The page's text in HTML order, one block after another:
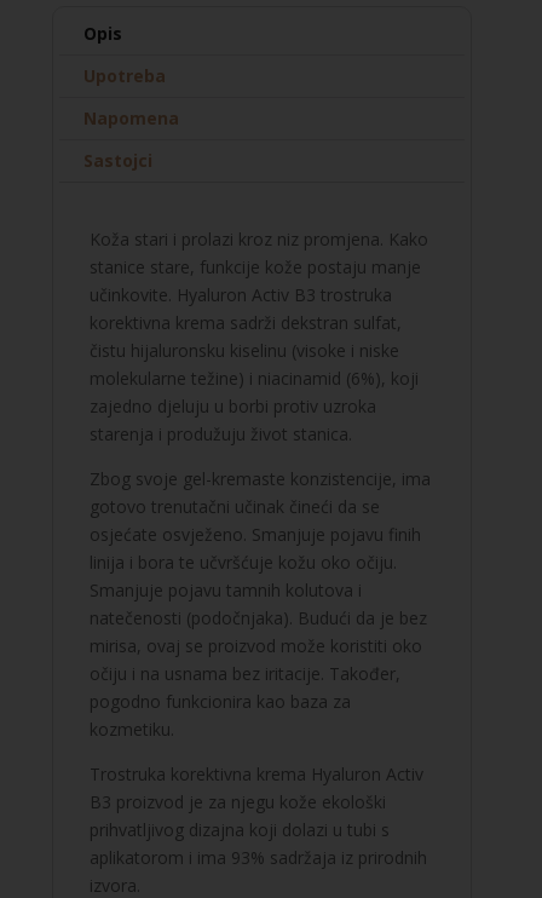
područja
očiju
Opis
Upotreba
Napomena
Sastojci
Koža stari i prolazi kroz niz promjena. Kako
stanice stare, funkcije kože postaju manje
učinkovite. Hyaluron Activ B3 trostruka
korektivna krema sadrži dekstran sulfat,
čistu hijaluronsku kiselinu (visoke i niske
molekularne težine) i niacinamid (6%), koji
zajedno djeluju u borbi protiv uzroka
starenja i produžuju život stanica.
Zbog svoje gel-kremaste konzistencije, ima
gotovo trenutačni učinak čineći da se
osjećate osvježeno. Smanjuje pojavu finih
linija i bora te učvršćuje kožu oko očiju.
Smanjuje pojavu tamnih kolutova i
natečenosti (podočnjaka). Budući da je bez
mirisa, ovaj se proizvod može koristiti oko
očiju i na usnama bez iritacije. Također,
pogodno funkcionira kao baza za
kozmetiku.
Trostruka korektivna krema Hyaluron Activ
B3 proizvod je za njegu kože ekološki
prihvatljivog dizajna koji dolazi u tubi s
aplikatorom i ima 93% sadržaja iz prirodnih
izvora.